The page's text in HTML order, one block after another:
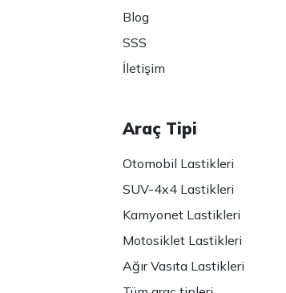
Blog
SSS
İletişim
Araç Tipi
Otomobil Lastikleri
SUV-4x4 Lastikleri
Kamyonet Lastikleri
Motosiklet Lastikleri
Ağır Vasıta Lastikleri